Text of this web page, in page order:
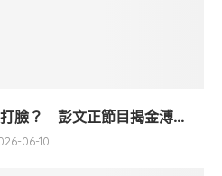
臉？ 彭文正節目揭金溥...
06-10